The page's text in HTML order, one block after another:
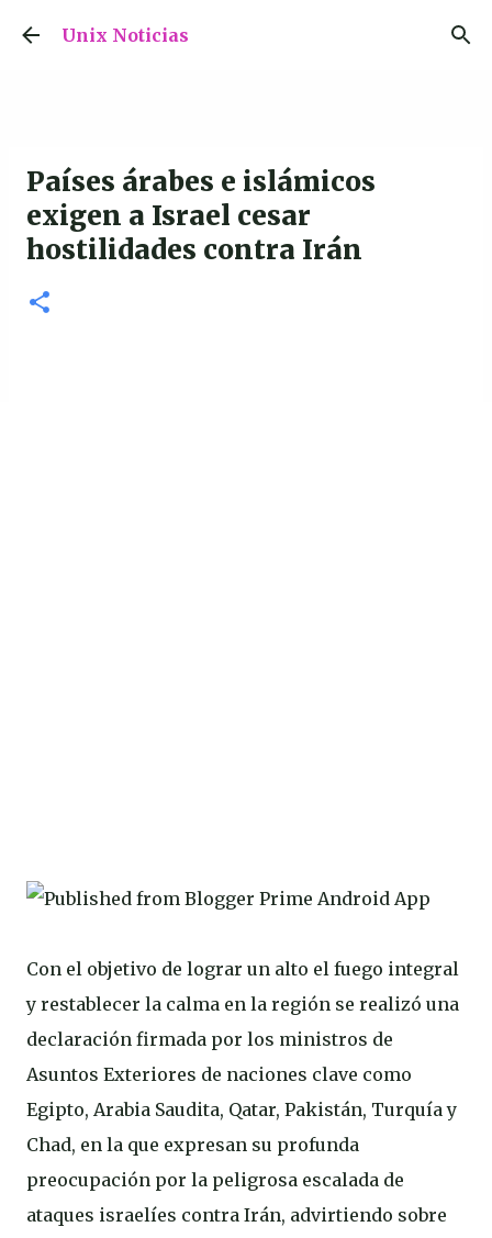
Ir al contenido principal
Unix Noticias
Países árabes e islámicos
exigen a Israel cesar
hostilidades contra Irán
Con el objetivo de lograr un alto el fuego integral
y restablecer la calma en la región se realizó una
declaración firmada por los ministros de
Asuntos Exteriores de naciones clave como
Egipto, Arabia Saudita, Qatar, Pakistán, Turquía y
Chad, en la que expresan su profunda
preocupación por la peligrosa escalada de
ataques israelíes contra Irán, advirtiendo sobre